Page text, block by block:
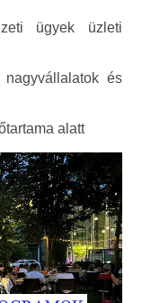
ügyek üzleti
nagyvállalatok és
alatt